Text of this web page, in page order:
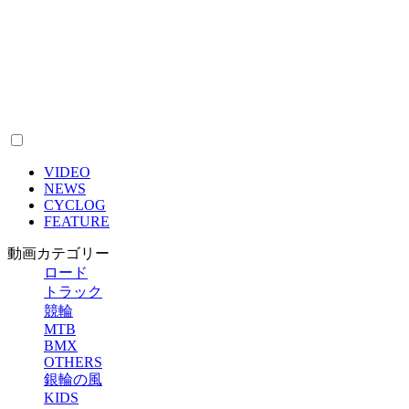
VIDEO
NEWS
CYCLOG
FEATURE
動画カテゴリー
ロード
トラック
競輪
MTB
BMX
OTHERS
銀輪の風
KIDS